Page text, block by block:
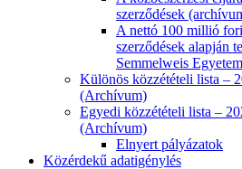
szerződések
A nettó 100 millió
szerződések alapján
Semmelweis
Különös közzétételi lista –
(Archívum)
Egyedi közzétételi lista –
(Archívum)
Elnyert pályázatok
Közérdekű adatigénylés